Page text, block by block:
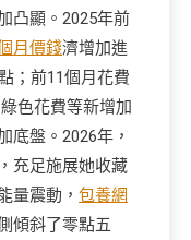
凸顯。2025年前
月價錢濟增加進
；前11個月花費
色花費等新增加
底盤。2026年，
充足施展她收藏
量震動， 包養網
傾斜了零點五